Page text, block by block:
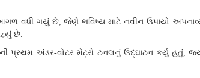
વધી ગયું છે,જેણે ભવિષ્ય માટે નવીન ઉપાયો
છે.
પ્રથમ અંડર-વોટર મેટ્રો ટનલનું ઉદ્ઘાટન કર્યું હતું,